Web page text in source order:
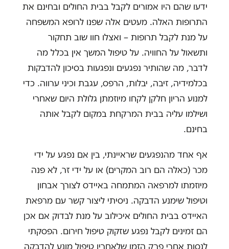
ידעו שהם היו אמורים לקבל בבית החולים ובחינם את
התרופות האלה. מעטים אלה שפנו לרופא המשפחה
על מנת לקבל תרופות – ואצלו חוו שוב תחקור
ותשאול על החוויה. על טיפול המשך אין בכלל מה
לדבר, מה שהותיר נפגעים ונפגעות בסיכון להדבקות
בכלמידיה, זיבה, יבלות, הרפס, עגבת וכיני ערווה. כדי
למנוע הריון חלקן לקחו מיוזמתן גלולת היום שאחרי
ושילמו עליה בבית המרקחת במקום לקבל אותה
בחינם.
אף אחד מהנפגעים שראיינתי, בין אם נפגע על ידי
מכר (כאלה הם רוב המקרים) או על ידי זר, לא פנה
מיוזמתו למרפאה המתמחה באיידס לצורך אבחון
וטיפול שימנע הדבקה. ניסיתי ליצור קשר עם מרפאת
האיידס בבית החולים איכילוב על מנת לבדוק אם אכן
הם זמינים לקבל נפגע שזקוק טיפול חירום. הפסקתי
לנסות אחרי פרק הזמן שלאחריו טיפול מונע להדבקה